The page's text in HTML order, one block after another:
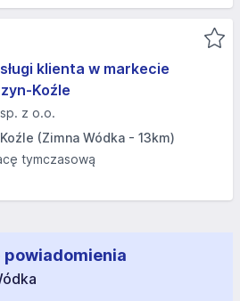
klienta w markecie
Koźle
z o.o.
(Zimna Wódka - 13km)
tymczasową
powiadomienia